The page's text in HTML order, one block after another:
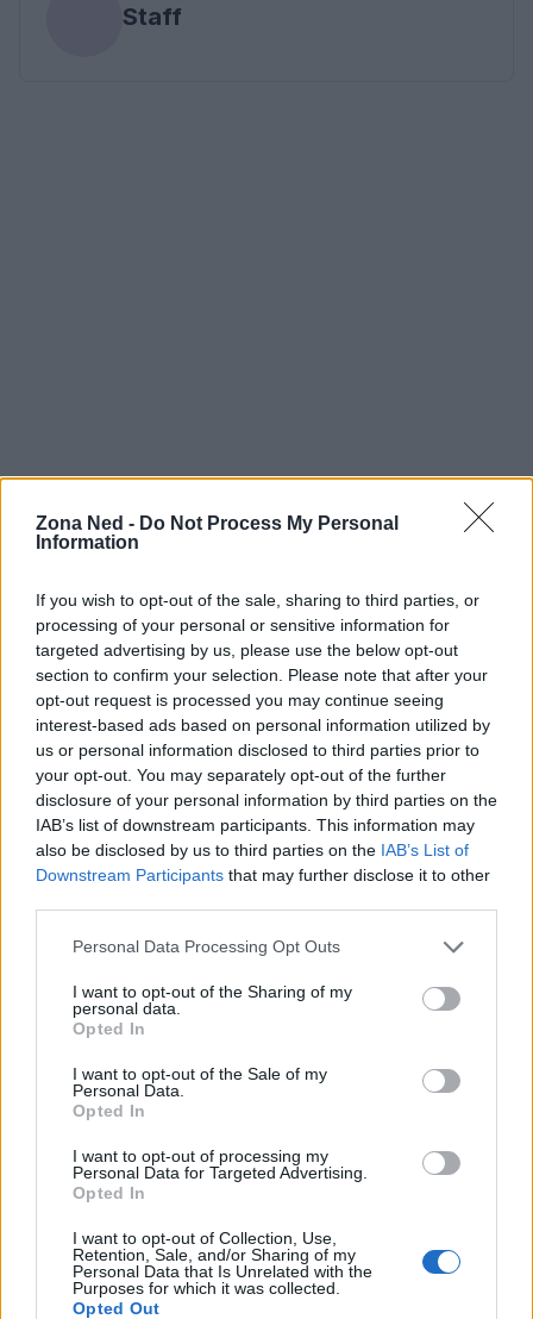
Zona Ned - Do Not Process My Personal
Information
If you wish to opt-out of the sale, sharing to third parties, or
processing of your personal or sensitive information for
targeted advertising by us, please use the below opt-out
section to confirm your selection. Please note that after your
opt-out request is processed you may continue seeing
interest-based ads based on personal information utilized by
us or personal information disclosed to third parties prior to
your opt-out. You may separately opt-out of the further
disclosure of your personal information by third parties on the
IAB’s list of downstream participants. This information may
also be disclosed by us to third parties on the IAB’s List of
Downstream Participants that may further disclose it to other
Please note that this website/app uses one or more Google
not limited to your visit or usage behaviour. You may click to
grant or deny consent to Google and its third-party tags to
use your data for below specified purposes in below Google
consent section.
Personal Data Processing Opt Outs
I want to opt-out of the Sharing of my
personal data.
Opted In
I want to opt-out of the Sale of my
Personal Data.
Opted In
I want to opt-out of processing my
Personal Data for Targeted Advertising.
Opted In
I want to opt-out of Collection, Use,
Retention, Sale, and/or Sharing of my
Personal Data that Is Unrelated with the
Purposes for which it was collected.
Opted Out
Staff
Continua a leggere
NERD NEWS
Pieve Comics 2026: tutto ciò che devi sapere
Andrea Conforti · 6 Ago 2026